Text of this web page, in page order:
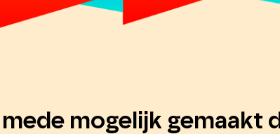
mogelijk gemaakt